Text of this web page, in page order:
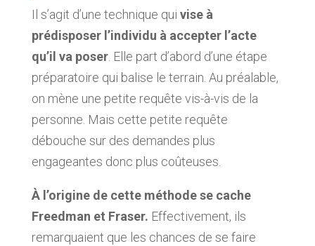
Il s’agit d’une technique qui vise à
prédisposer l’individu à accepter l’acte
qu’il va poser. Elle part d’abord d’une étape
préparatoire qui balise le terrain. Au préalable,
on mène une petite requête vis-à-vis de la
personne. Mais cette petite requête
débouche sur des demandes plus
engageantes donc plus coûteuses.
À l’origine de cette méthode se cache
Freedman et Fraser. Effectivement, ils
remarquaient que les chances de se faire